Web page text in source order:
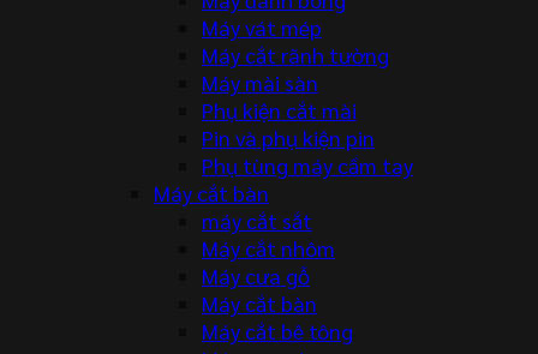
Máy vát mép
Máy cắt rãnh tường
Máy mài sàn
Phụ kiện cắt mài
Pin và phụ kiện pin
Phụ tùng máy cầm tay
Máy cắt bàn
máy cắt sắt
Máy cắt nhôm
Máy cưa gỗ
Máy cắt bàn
Máy cắt bê tông